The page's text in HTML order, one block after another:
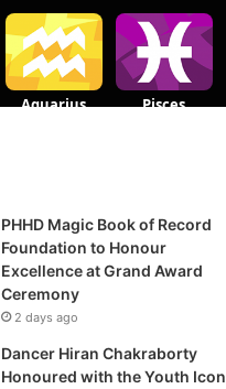
PHHD Magic Book of Record
Foundation to Honour
Excellence at Grand Award
Ceremony
2 days ago
Dancer Hiran Chakraborty
Honoured with the Youth Icon